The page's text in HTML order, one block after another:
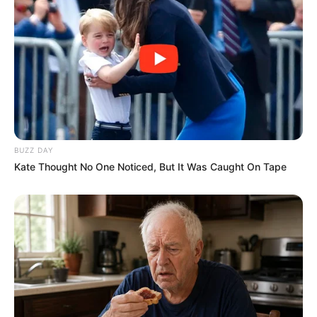
Nina dévastée de la mort d’Arthur
Joyce
: il estime qu’il a gagné d’un côté, il ne
sera jamais condamné. Karim se demande si le
coupable n’est pas un proche des victimes de
Joyce.
Lou a emmené Nina à la plage pour lui dire qu’il
est arrivé quelque chose de très grave à Arthur.
BUZZ DAY
Kate Thought No One Noticed, But It Was Caught On Tape